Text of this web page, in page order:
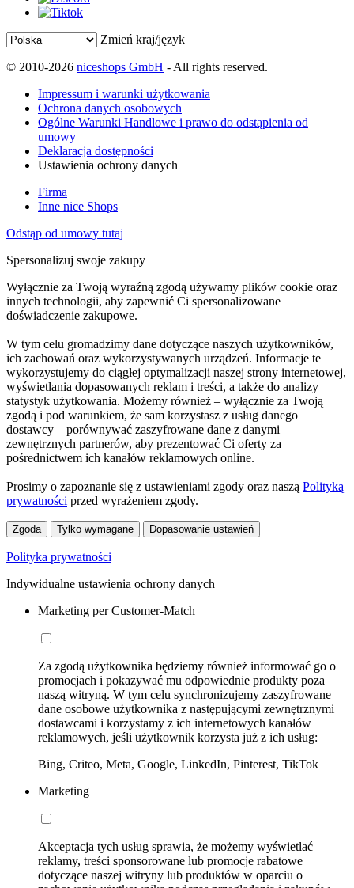
Zmień kraj/język
© 2010-2026 niceshops GmbH - All rights reserved.
Impressum i warunki użytkowania
Ochrona danych osobowych
Ogólne Warunki Handlowe i prawo do odstąpienia od
umowy
Deklaracja dostępności
Ustawienia ochrony danych
Firma
Inne nice Shops
Odstąp od umowy tutaj
Spersonalizuj swoje zakupy
Wyłącznie za Twoją wyraźną zgodą używamy plików cookie oraz
innych technologii, aby zapewnić Ci spersonalizowane
doświadczenie zakupowe.
W tym celu gromadzimy dane dotyczące naszych użytkowników,
ich zachowań oraz wykorzystywanych urządzeń. Informacje te
wykorzystujemy do ciągłej optymalizacji naszej strony internetowej,
wyświetlania dopasowanych reklam i treści, a także do analizy
statystyk użytkowania. Możemy również – wyłącznie za Twoją
zgodą i pod warunkiem, że sam korzystasz z usług danego
dostawcy – porównywać zaszyfrowane dane z danymi
zewnętrznych partnerów, aby prezentować Ci oferty za
pośrednictwem ich kanałów reklamowych online.
Prosimy o zapoznanie się z ustawieniami zgody oraz naszą Polityką
prywatności przed wyrażeniem zgody.
Zgoda Tylko wymagane Dopasowanie ustawień
Polityka prywatności
Indywidualne ustawienia ochrony danych
Marketing per Customer-Match
Za zgodą użytkownika będziemy również informować go o
promocjach i pokazywać mu odpowiednie produkty poza
naszą witryną. W tym celu synchronizujemy zaszyfrowane
dane osobowe użytkownika z następującymi zewnętrznymi
dostawcami i korzystamy z ich internetowych kanałów
reklamowych, jeśli użytkownik korzysta już z ich usług:
Bing, Criteo, Meta, Google, LinkedIn, Pinterest, TikTok
Marketing
Akceptacja tych usług sprawia, że możemy wyświetlać
reklamy, treści sponsorowane lub promocje rabatowe
dotyczące naszej witryny lub produktów w oparciu o